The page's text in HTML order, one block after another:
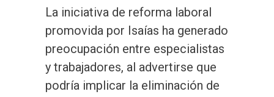
La iniciativa de reforma laboral
promovida por Isaías ha generado
preocupación entre especialistas
y trabajadores, al advertirse que
podría implicar la eliminación de